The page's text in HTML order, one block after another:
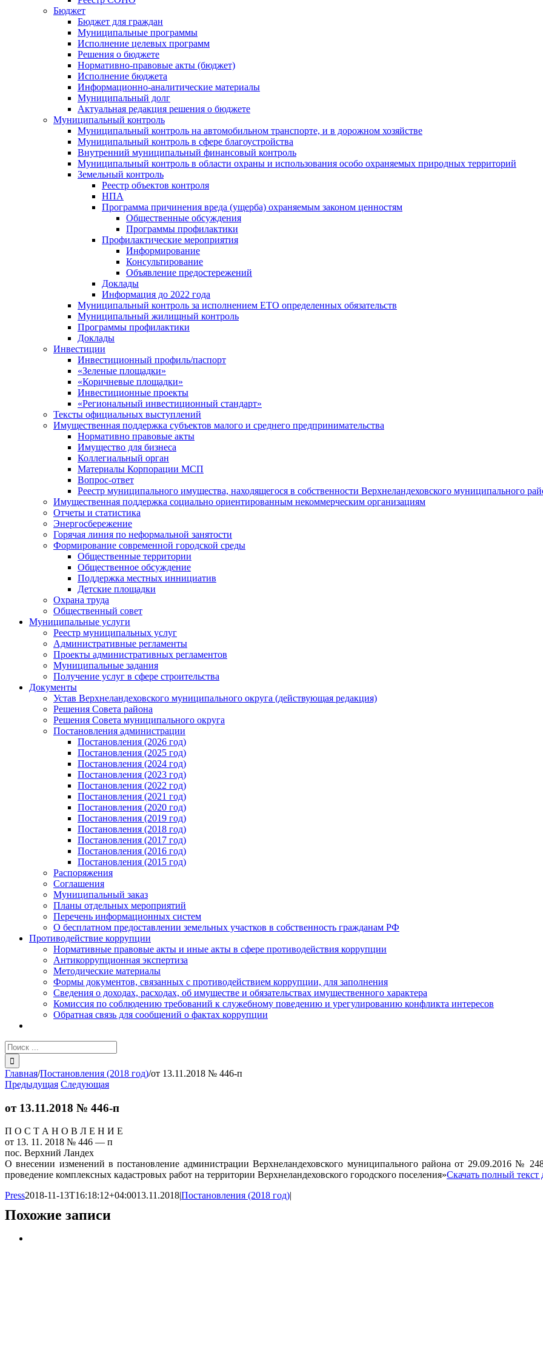
Бюджет
Бюджет для граждан
Муниципальные программы
Исполнение целевых программ
Решения о бюджете
Нормативно-правовые акты (бюджет)
Исполнение бюджета
Информационно-аналитические материалы
Муниципальный долг
Актуальная редакция решения о бюджете
Муниципальный контроль
Муниципальный контроль на автомобильном транспорте, и в дорожном хозяйстве
Муниципальный контроль в сфере благоустройства
Внутренний муниципальный финансовый контроль
Муниципальный контроль в области охраны и использования особо охраняемых природных территорий
Земельный контроль
Реестр объектов контроля
НПА
Программа причинения вреда (ущерба) охраняемым законом ценностям
Общественные обсуждения
Программы профилактики
Профилактические мероприятия
Информирование
Консультирование
Объявление предостережений
Доклады
Информация до 2022 года
Муниципальный контроль за исполнением ЕТО определенных обязательств
Муниципальный жилищный контроль
Программы профилактики
Доклады
Инвестиции
Инвестиционный профиль/паспорт
«Зеленые площадки»
«Коричневые площадки»
Инвестиционные проекты
«Региональный инвестиционный стандарт»
Тексты официальных выступлений
Имущественная поддержка субъектов малого и среднего предпринимательства
Нормативно правовые акты
Имущество для бизнеса
Коллегиальный орган
Материалы Корпорации МСП
Вопрос-ответ
Реестр муниципального имущества, находящегося в собственности Верхнеландеховского муниципального
Имущественная поддержка социально ориентированным некоммерческим организациям
Отчеты и статистика
Энергосбережение
Горячая линия по неформальной занятости
Формирование современной городской среды
Общественные территории
Общественное обсуждение
Поддержка местных иннициатив
Детские площадки
Охрана труда
Общественный совет
Муниципальные услуги
Реестр муниципальных услуг
Административные регламенты
Проекты административных регламентов
Муниципальные задания
Получение услуг в сфере строительства
Документы
Устав Верхнеландеховского муниципального округа (действующая редакция)
Решения Совета района
Решения Совета муниципального округа
Постановления администрации
Постановления (2026 год)
Постановления (2025 год)
Постановления (2024 год)
Постановления (2023 год)
Постановления (2022 год)
Постановления (2021 год)
Постановления (2020 год)
Постановления (2019 год)
Постановления (2018 год)
Постановления (2017 год)
Постановления (2016 год)
Постановления (2015 год)
Распоряжения
Соглашения
Муниципальный заказ
Планы отдельных мероприятий
Перечень информационных систем
О бесплатном предоставлении земельных участков в собственность гражданам РФ
Противодействие коррупции
Нормативные правовые акты и иные акты в сфере противодействия коррупции
Антикоррупционная экспертиза
Методические материалы
Формы документов, связанных с противодействием коррупции, для заполнения
Сведения о доходах, расходах, об имуществе и обязательствах имущественного характера
Комиссия по соблюдению требований к служебному поведению и урегулированию конфликта интересов
Обратная связь для сообщений о фактах коррупции
Результат
поиска:
Главная/Постановления (2018 год)/от 13.11.2018 № 446-п
Предыдущая Следующая
от 13.11.2018 № 446-п
П О С Т А Н О В Л Е Н И Е
от 13. 11. 2018 № 446 — п
пос. Верхний Ландех
О внесении изменений в постановление администрации Верхнеландеховского муниципального района от 29.09.2016 №
проведение комплексных кадастровых работ на территории Верхнеландеховского городского поселения»Скачать полный текст
Press2018-11-13T16:18:12+04:0013.11.2018|Постановления (2018 год)|
Похожие записи